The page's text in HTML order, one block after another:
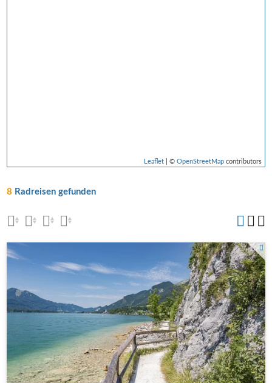
Leaflet| © OpenStreetMapcontributors
8 Radreisen gefunden